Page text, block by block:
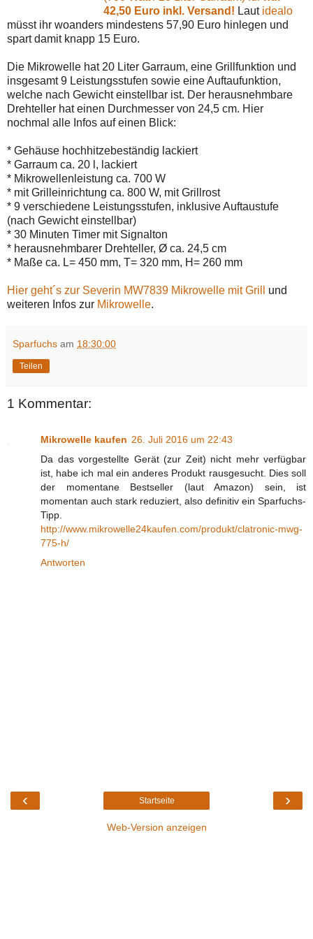
42,50 Euro inkl. Versand! Laut idealo
müsst ihr woanders mindestens 57,90 Euro hinlegen und
spart damit knapp 15 Euro.
Die Mikrowelle hat 20 Liter Garraum, eine Grillfunktion und
insgesamt 9 Leistungsstufen sowie eine Auftaufunktion,
welche nach Gewicht einstellbar ist. Der herausnehmbare
Drehteller hat einen Durchmesser von 24,5 cm. Hier
nochmal alle Infos auf einen Blick:
* Gehäuse hochhitzebeständig lackiert
* Garraum ca. 20 l, lackiert
* Mikrowellenleistung ca. 700 W
* mit Grilleinrichtung ca. 800 W, mit Grillrost
* 9 verschiedene Leistungsstufen, inklusive Auftaustufe
(nach Gewicht einstellbar)
* 30 Minuten Timer mit Signalton
* herausnehmbarer Drehteller, Ø ca. 24,5 cm
* Maße ca. L= 450 mm, T= 320 mm, H= 260 mm
Hier geht´s zur Severin MW7839 Mikrowelle mit Grill
und
weiteren Infos zur Mikrowelle.
Sparfuchs am 18:30:00
Teilen
1 Kommentar:
Mikrowelle kaufen 26. Juli 2016 um 22:43
Da das vorgestellte Gerät (zur Zeit) nicht mehr verfügbar
ist, habe ich mal ein anderes Produkt rausgesucht. Dies soll
der momentane Bestseller (laut Amazon) sein, ist
momentan auch stark reduziert, also definitiv ein Sparfuchs-
Tipp.
http://www.mikrowelle24kaufen.com/produkt/clatronic-mwg-
775-h/
Antworten
‹ ›
Startseite
Web-Version anzeigen